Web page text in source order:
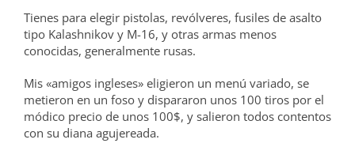
Tienes para elegir pistolas, revólveres, fusiles de asalto
tipo Kalashnikov y M-16, y otras armas menos
conocidas, generalmente rusas.
Mis «amigos ingleses» eligieron un menú variado, se
metieron en un foso y dispararon unos 100 tiros por el
módico precio de unos 100$, y salieron todos contentos
con su diana agujereada.